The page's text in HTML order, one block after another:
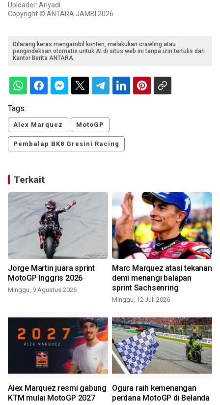
Uploader: Ariyadi
Copyright © ANTARA JAMBI 2026
Dilarang keras mengambil konten, melakukan crawling atau
pengindeksan otomatis untuk AI di situs web ini tanpa izin tertulis dari
Kantor Berita ANTARA.
Tags:
Alex Marquez MotoGP
Pembalap BK8 Gresini Racing
Terkait
Jorge Martin juara sprint
MotoGP Inggris 2026
Minggu, 9 Agustus 2026
Marc Marquez atasi tekanan
demi menangi balapan
sprint Sachsenring
Minggu, 12 Juli 2026
Alex Marquez resmi gabung
KTM mulai MotoGP 2027
Ogura raih kemenangan
perdana MotoGP di Belanda